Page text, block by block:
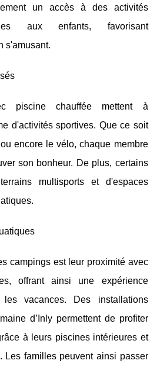
un accès à des activités
aux enfants, favorisant
s'amusant.
piscine chauffée mettent à
d'activités sportives. Que ce soit
encore le vélo, chaque membre
son bonheur. De plus, certains
multisports et d'espaces
campings est leur proximité avec
offrant ainsi une expérience
les vacances. Des installations
d’Inly permettent de profiter
à leurs piscines intérieures et
Les familles peuvent ainsi passer